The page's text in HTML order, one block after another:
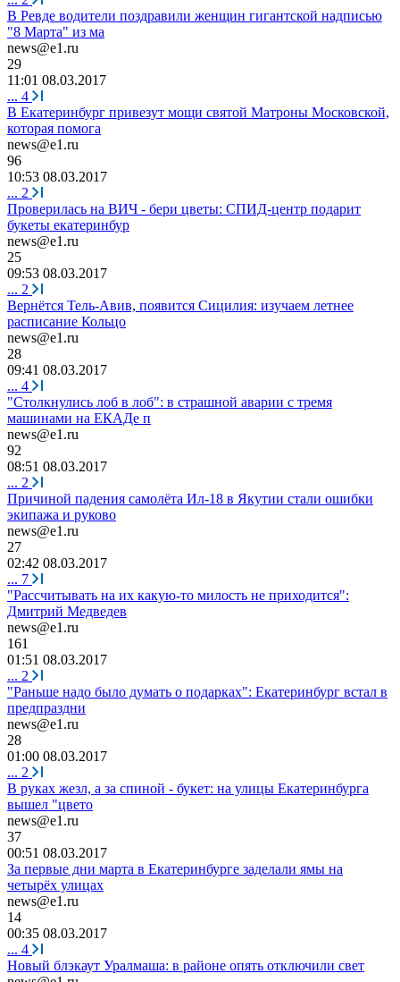
В Ревде водители поздравили женщин гигантской надписью
"8 Марта" из ма
news@e1.ru
29
11:01 08.03.2017
... 4
В Екатеринбург привезут мощи святой Матроны Московской,
которая помога
news@e1.ru
96
10:53 08.03.2017
... 2
Проверилась на ВИЧ - бери цветы: СПИД-центр подарит
букеты екатеринбур
news@e1.ru
25
09:53 08.03.2017
... 2
Вернётся Тель-Авив, появится Сицилия: изучаем летнее
расписание Кольцо
news@e1.ru
28
09:41 08.03.2017
... 4
"Столкнулись лоб в лоб": в страшной аварии с тремя
машинами на ЕКАДе п
news@e1.ru
92
08:51 08.03.2017
... 2
Причиной падения самолёта Ил-18 в Якутии стали ошибки
экипажа и руково
news@e1.ru
27
02:42 08.03.2017
... 7
"Рассчитывать на их какую-то милость не приходится":
Дмитрий Медведев
news@e1.ru
161
01:51 08.03.2017
... 2
"Раньше надо было думать о подарках": Екатеринбург встал в
предпраздни
news@e1.ru
28
01:00 08.03.2017
... 2
В руках жезл, а за спиной - букет: на улицы Екатеринбурга
вышел "цвето
news@e1.ru
37
00:51 08.03.2017
За первые дни марта в Екатеринбурге заделали ямы на
четырёх улицах
news@e1.ru
14
00:35 08.03.2017
... 4
Новый блэкаут Уралмаша: в районе опять отключили свет